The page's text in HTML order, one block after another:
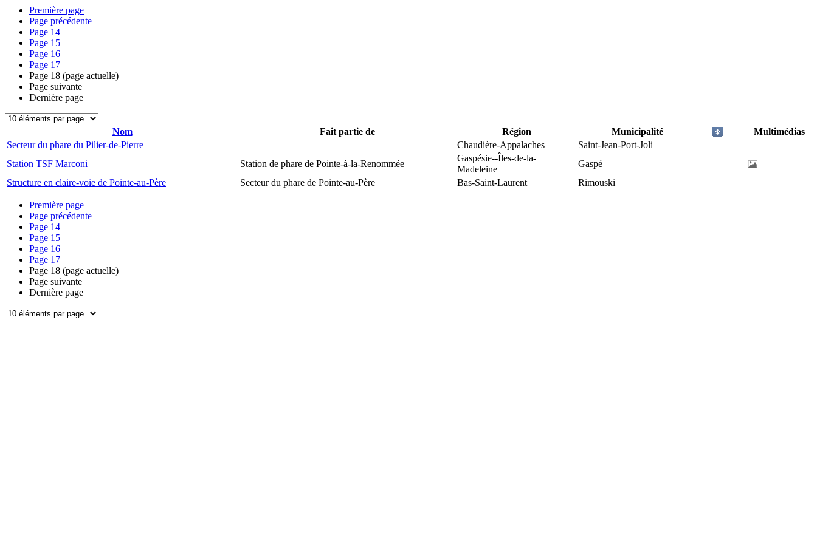
Première page
Page précédente
Page 14
Page 15
Page 16
Page 17
Page 18 (page actuelle)
Page suivante
Dernière page
Nom Fait partie de Région Municipalité
Multimédias
Secteur du phare du Pilier-de-Pierre
Chaudière-Appalaches
Saint-Jean-Port-Joli
Station TSF Marconi
Station de phare de Pointe-à-la-Renommée
Gaspésie--Îles-de-la-
Madeleine
Gaspé
Structure en claire-voie de Pointe-au-Père
Secteur du phare de Pointe-au-Père Bas-Saint-Laurent Rimouski
Première page
Page précédente
Page 14
Page 15
Page 16
Page 17
Page 18 (page actuelle)
Page suivante
Dernière page